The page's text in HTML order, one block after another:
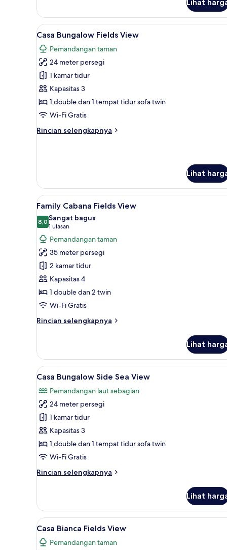
Room
Side
Sea
View
Lihat
Lihat
semua
foto
untuk
Casa
Bungalow
Fields
View
Selimut bulu angsa, tempat
5
Casa Bungalow Fields View
Pemandangan taman
24 meter persegi
1 kamar tidur
Kapasitas 3
1 double dan 1 tempat tidur sofa twin
Wi-Fi Gratis
Rincian selengkapnya
Rincian
Fields
View
Lihat
Lihat
semua
foto
untuk
Family
Cabana
Fields
View
Selimut bulu angsa, tempat
13
Family Cabana Fields View
8,08,0 dari 10
Sangat bagus
1 ulasan
(1
ulasan)
Pemandangan taman
35 meter persegi
2 kamar tidur
Kapasitas 4
1 double dan 2 twin
Wi-Fi Gratis
Rincian selengkapnya
Rincian
Family
Cabana
Fields
Lihat
Lihat
semua
foto
untuk
Casa
Bungalow
Side
Sea
Selimut bulu angsa, tempat
5
Casa Bungalow Side Sea View
Pemandangan laut sebagian
24 meter persegi
1 kamar tidur
Kapasitas 3
1 double dan 1 tempat tidur sofa twin
Wi-Fi Gratis
Rincian selengkapnya
Rincian
Casa
Bungalow
Side
Sea
View
Lihat
Lihat
semua
foto
Casa Bianca Fields View |
13
Casa Bianca Fields View
Pemandangan taman